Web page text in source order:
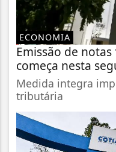
ECONOMIA
Emissão de notas
começa nesta
Medida integra
tributária